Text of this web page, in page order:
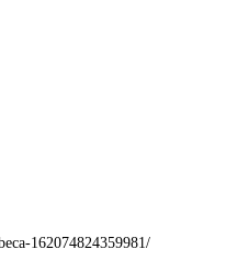
162074824359981/